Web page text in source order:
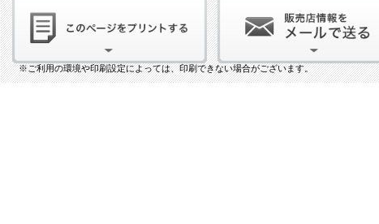
※ご利用の環境や印刷設定によっては、印刷できない場合がございます。